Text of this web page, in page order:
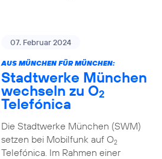
07. Februar 2024
AUS MÜNCHEN FÜR MÜNCHEN:
Stadtwerke München
wechseln zu O2
Telefónica
Die Stadtwerke München (SWM)
setzen bei Mobilfunk auf O2
Telefónica. Im Rahmen einer